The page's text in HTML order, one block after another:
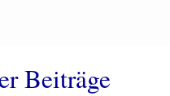
Beiträge